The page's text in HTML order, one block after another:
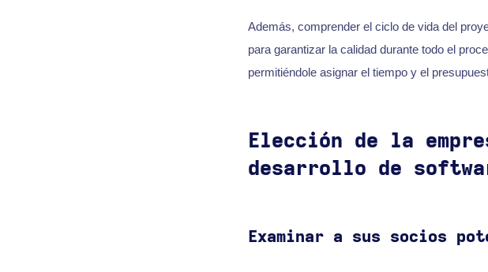
Además, comprender el ciclo de vida del
para garantizar la calidad durante todo el
permitiéndole asignar el tiempo y el
Elección de la
desarrollo de
Examinar a sus socios